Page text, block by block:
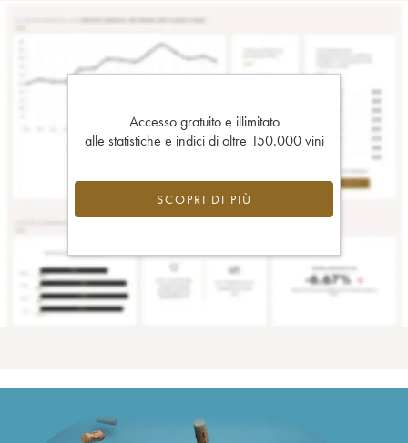
Accesso gratuito e illimitato
alle statistiche e indici di oltre 150.000 vini
SCOPRI DI PIÙ